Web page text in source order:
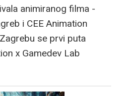
animiranog filma -
i CEE Animation
se prvi puta
x Gamedev Lab